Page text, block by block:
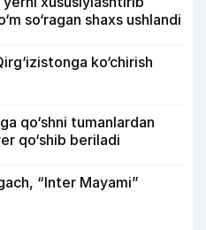
so‘ragan shaxs ushlandi
ko‘chirish
qo‘shni tumanlardan
qo‘shib beriladi
“Inter Mayami”